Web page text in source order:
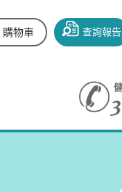
查詢報告
購物車